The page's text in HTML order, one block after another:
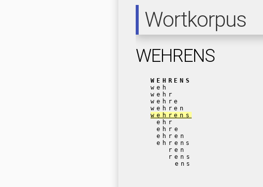
Wortkorpus
WEHRENS
WEHRENS
weh
wehr
wehre
wehren
wehrens
ehr
ehre
ehren
ehrens
ren
rens
ens